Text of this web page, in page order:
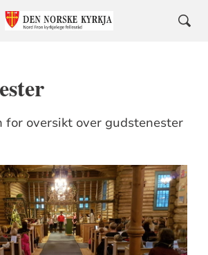
for oversikt over gudstenester